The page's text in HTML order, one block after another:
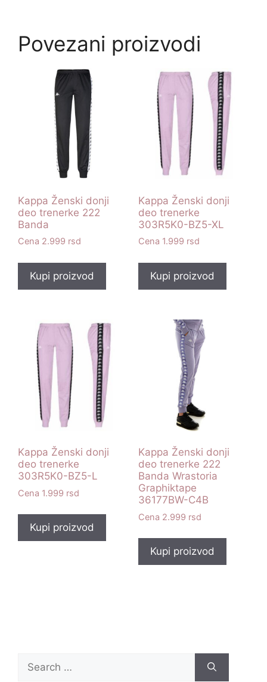
Povezani proizvodi
Kappa Ženski donji
deo trenerke 222
Banda
2.999 rsd
Kupi proizvod
Kappa Ženski donji
deo trenerke
303R5K0-BZ5-XL
1.999 rsd
Kupi proizvod
Kappa Ženski donji
deo trenerke
303R5K0-BZ5-L
1.999 rsd
Kupi proizvod
Kappa Ženski donji
deo trenerke 222
Banda Wrastoria
Graphiktape
36177BW-C4B
2.999 rsd
Kupi proizvod